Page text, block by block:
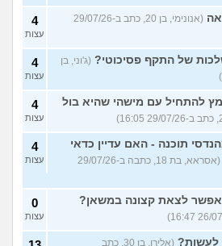
(אנונימי, בן 20, כתב ב-29/07/26
4
עצות
של התקף פסיכוטי? (ג'וני, בן
4
עצות
להתחיל עם מישהי שהיא בול
4
עצות
תוכנה - האם עדיין כדאי
(אסראא, בת 18, כתבה ב-29/07/26
4
עצות
אפשר לצאת קצונה במשאן? 0
עצות
לעשות?
(אלירן, בן 30, כתב